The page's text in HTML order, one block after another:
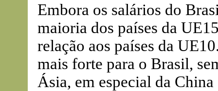
Embora os salários do
maioria dos países da
relação aos países da
mais forte para o Brasil,
Ásia, em especial da